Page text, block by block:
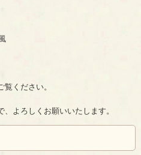
ください。
よろしくお願いいたします。